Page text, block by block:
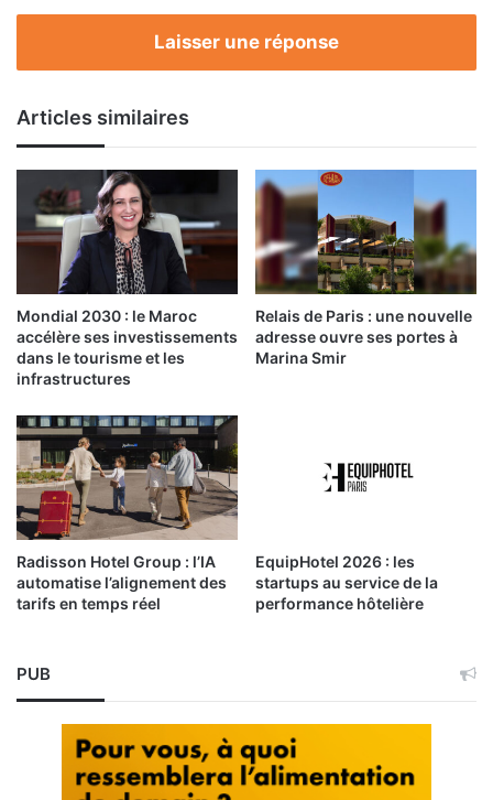
Laisser une réponse
Articles similaires
Mondial 2030 : le Maroc
accélère ses investissements
dans le tourisme et les
infrastructures
Relais de Paris : une nouvelle
adresse ouvre ses portes à
Marina Smir
Radisson Hotel Group : l’IA
automatise l’alignement des
tarifs en temps réel
EquipHotel 2026 : les
startups au service de la
performance hôtelière
PUB